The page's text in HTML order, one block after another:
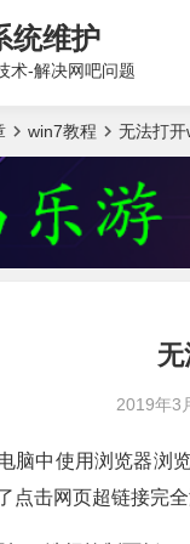
统维护
术-解决网吧问题
win7教程 无法打
2019年3
脑中使用浏览器浏
点击网页超链接完